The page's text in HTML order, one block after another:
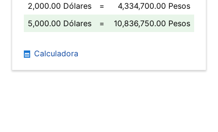
2,000.00 Dólares
=
4,334,700.00 Pesos
5,000.00 Dólares
= 10,836,750.00 Pesos
Calculadora